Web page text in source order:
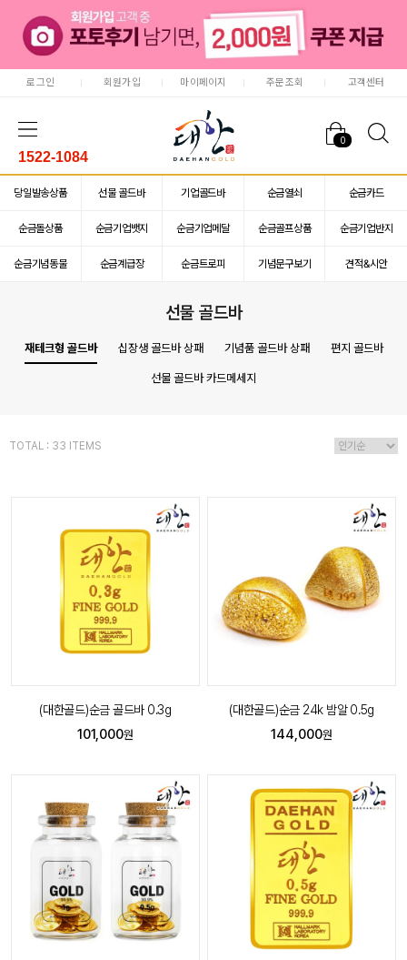
로그인 회원가입 마이페이지 주문조회 고객센터
0
1522-1084
당일발송상품 선물 골드바 기업골드바 순금열쇠 순금카드
순금돌상품 순금기업뱃지 순금기업메달 순금골프상품 순금기업반지
순금기념동물 순금계급장 순금트로피 기념문구보기 견적&시안
선물 골드바
재테크형 골드바 십장생 골드바 상패 기념품 골드바 상패 편지 골드바
선물 골드바 카드메세지
TOTAL : 33 ITEMS
(대한골드)순금 골드바 0.3g
101,000원
(대한골드)순금 24k 밤알 0.5g
144,000원